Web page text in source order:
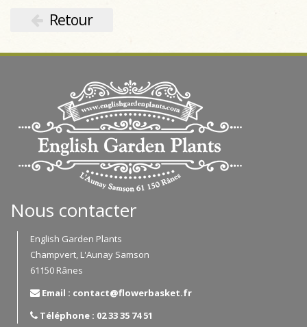
Retour
Nous contacter
English Garden Plants
Champvert, L'Aunay Samson
61150 Rânes
Email : contact@flowerbasket.fr
Téléphone : 02 33 35 74 51